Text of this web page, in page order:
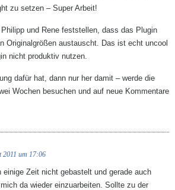
zu setzen – Super Arbeit!
und Rene feststellen, dass das Plugin
Originalgrößen austauscht. Das ist echt uncool
nicht produktiv nutzen.
dafür hat, dann nur her damit – werde die
Wochen besuchen und auf neue Kommentare
2011 um 17:06
einige Zeit nicht gebastelt und gerade auch
da wieder einzuarbeiten. Sollte zu der